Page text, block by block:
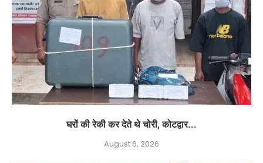
घरों की रेकी कर देते थे चोरी, कोटद्वार...
August 6, 2026